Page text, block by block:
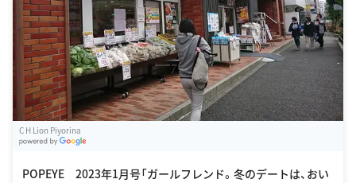
C H Lion Piyorina
POPEYE 2023年1月号「ガールフレンド。冬のデートは、おい